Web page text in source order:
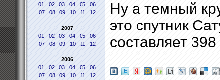
01
02 03 04 05
06
07
08 09 10 11 12
2007
01
02 03 04 05
06
07
08 09 10 11 12
2006
01
02 03 04 05
06
07
08 09 10 11 12
Ну а темный
это спутник
составляет